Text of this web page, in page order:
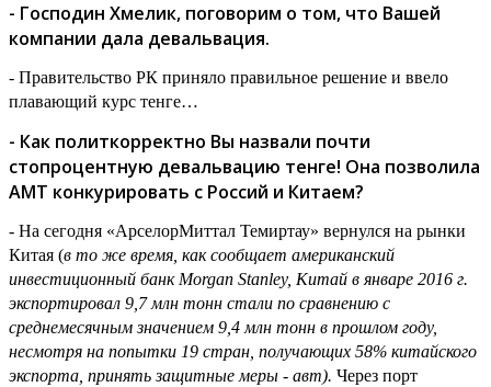
- Господин Хмелик, поговорим о том, что Вашей
компании дала девальвация.
- Правительство РК приняло правильное решение и ввело
плавающий курс тенге…
- Как политкорректно Вы назвали почти
стопроцентную девальвацию тенге! Она позволила
АМТ конкурировать с Россий и Китаем?
- На сегодня «АрселорМиттал Темиртау» вернулся на рынки
Китая (в то же время, как сообщает американский
инвестиционный банк Morgan Stanley, Китай в январе 2016 г.
экспортировал 9,7 млн ​​тонн стали по сравнению с
среднемесячным значением 9,4 млн тонн в прошлом году,
несмотря на попытки 19 стран, получающих 58% китайского
экспорта, принять защитные меры - авт). Через порт